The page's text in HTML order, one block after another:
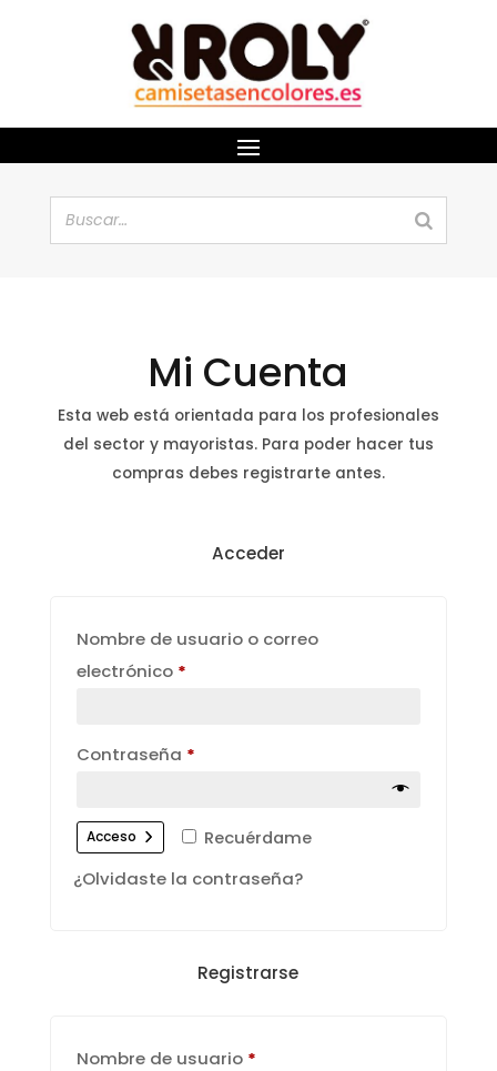
Mi Cuenta
Esta web está orientada para los profesionales
del sector y mayoristas. Para poder hacer tus
compras debes registrarte antes.
Acceder
Nombre de usuario o correo
electrónico *Obligatorio
Contraseña *Obligatorio
Recuérdame
Acceso
¿Olvidaste la contraseña?
Registrarse
Nombre de usuario *Obligatorio